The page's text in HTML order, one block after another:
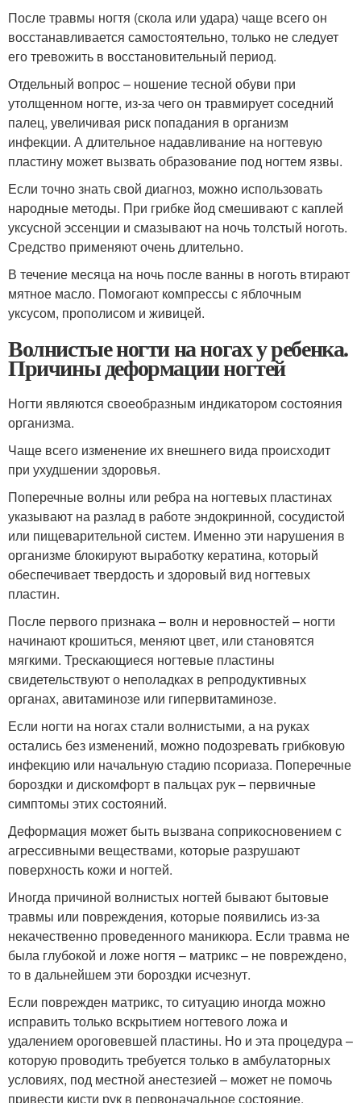
После травмы ногтя (скола или удара) чаще всего он
восстанавливается самостоятельно, только не следует
его тревожить в восстановительный период.
Отдельный вопрос – ношение тесной обуви при
утолщенном ногте, из-за чего он травмирует соседний
палец, увеличивая риск попадания в организм
инфекции. А длительное надавливание на ногтевую
пластину может вызвать образование под ногтем язвы.
Если точно знать свой диагноз, можно использовать
народные методы. При грибке йод смешивают с каплей
уксусной эссенции и смазывают на ночь толстый ноготь.
Средство применяют очень длительно.
В течение месяца на ночь после ванны в ноготь втирают
мятное масло. Помогают компрессы с яблочным
уксусом, прополисом и живицей.
Волнистые ногти на ногах у ребенка.
Причины деформации ногтей
Ногти являются своеобразным индикатором состояния
организма.
Чаще всего изменение их внешнего вида происходит
при ухудшении здоровья.
Поперечные волны или ребра на ногтевых пластинах
указывают на разлад в работе эндокринной, сосудистой
или пищеварительной систем. Именно эти нарушения в
организме блокируют выработку кератина, который
обеспечивает твердость и здоровый вид ногтевых
пластин.
После первого признака – волн и неровностей – ногти
начинают крошиться, меняют цвет, или становятся
мягкими. Трескающиеся ногтевые пластины
свидетельствуют о неполадках в репродуктивных
органах, авитаминозе или гипервитаминозе.
Если ногти на ногах стали волнистыми, а на руках
остались без изменений, можно подозревать грибковую
инфекцию или начальную стадию псориаза. Поперечные
бороздки и дискомфорт в пальцах рук – первичные
симптомы этих состояний.
Деформация может быть вызвана соприкосновением с
агрессивными веществами, которые разрушают
поверхность кожи и ногтей.
Иногда причиной волнистых ногтей бывают бытовые
травмы или повреждения, которые появились из-за
некачественно проведенного маникюра. Если травма не
была глубокой и ложе ногтя – матрикс – не повреждено,
то в дальнейшем эти бороздки исчезнут.
Если поврежден матрикс, то ситуацию иногда можно
исправить только вскрытием ногтевого ложа и
удалением ороговевшей пластины. Но и эта процедура –
которую проводить требуется только в амбулаторных
условиях, под местной анестезией – может не помочь
привести кисти рук в первоначальное состояние.